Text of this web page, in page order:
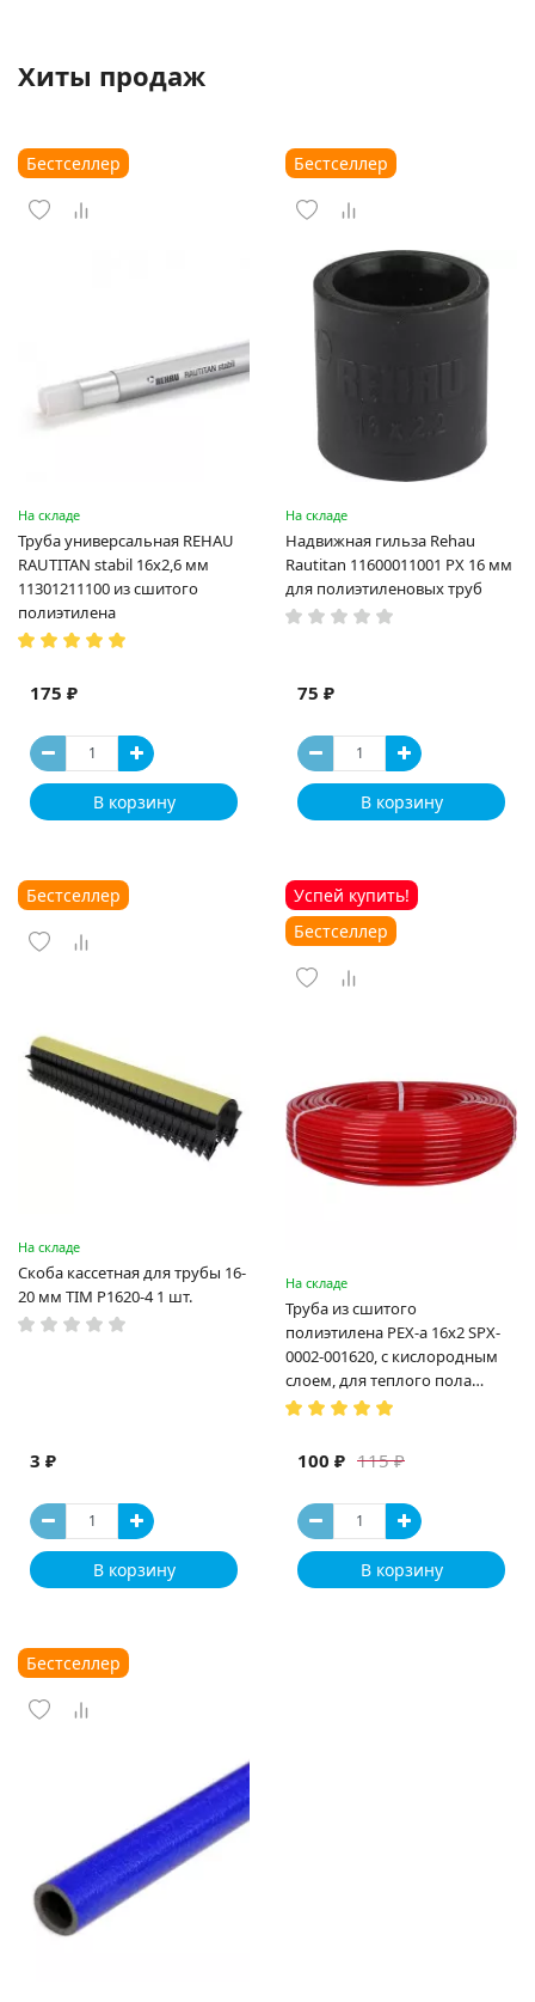
Хиты продаж
Бестселлер
На складе
Труба универсальная REHAU
RAUTITAN stabil 16х2,6 мм
11301211100 из сшитого
полиэтилена
175 ₽
В корзину
Бестселлер
На складе
Надвижная гильза Rehau
Rautitan 11600011001 PX 16 мм
для полиэтиленовых труб
75 ₽
В корзину
Бестселлер
На складе
Скоба кассетная для трубы 16-
20 мм TIM P1620-4 1 шт.
3 ₽
В корзину
Успей купить!
Бестселлер
На складе
Труба из сшитого
полиэтилена PEX-a 16х2 SPX-
0002-001620, с кислородным
слоем, для теплого пола
(Испания)
115 ₽
100 ₽
В корзину
Бестселлер